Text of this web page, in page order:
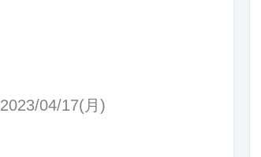
2023/04/17(月)